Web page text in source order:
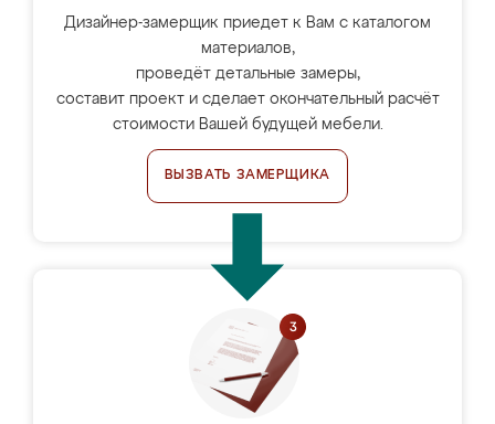
Дизайнер-замерщик приедет к Вам с каталогом
материалов,
проведёт детальные замеры,
составит проект и сделает окончательный расчёт
стоимости Вашей будущей мебели.
ВЫЗВАТЬ ЗАМЕРЩИКА